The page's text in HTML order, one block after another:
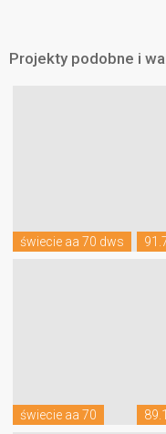
Projekty podobne i
świecie aa 70 dws
świecie aa 70